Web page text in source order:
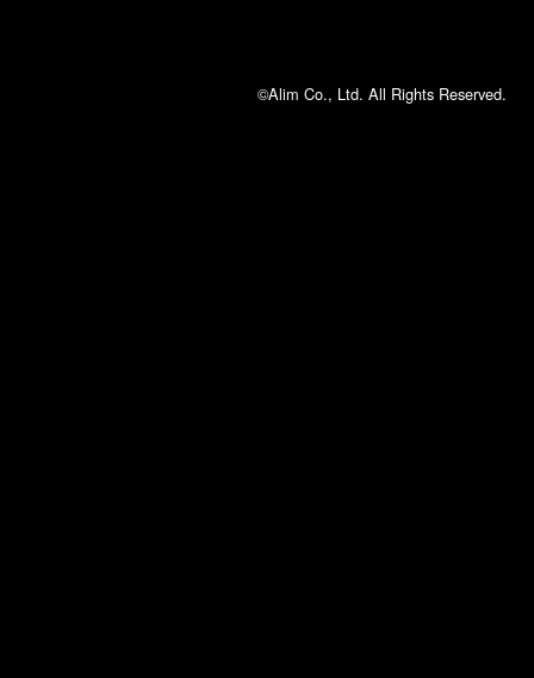
©Alim Co., Ltd. All Rights Reserved.